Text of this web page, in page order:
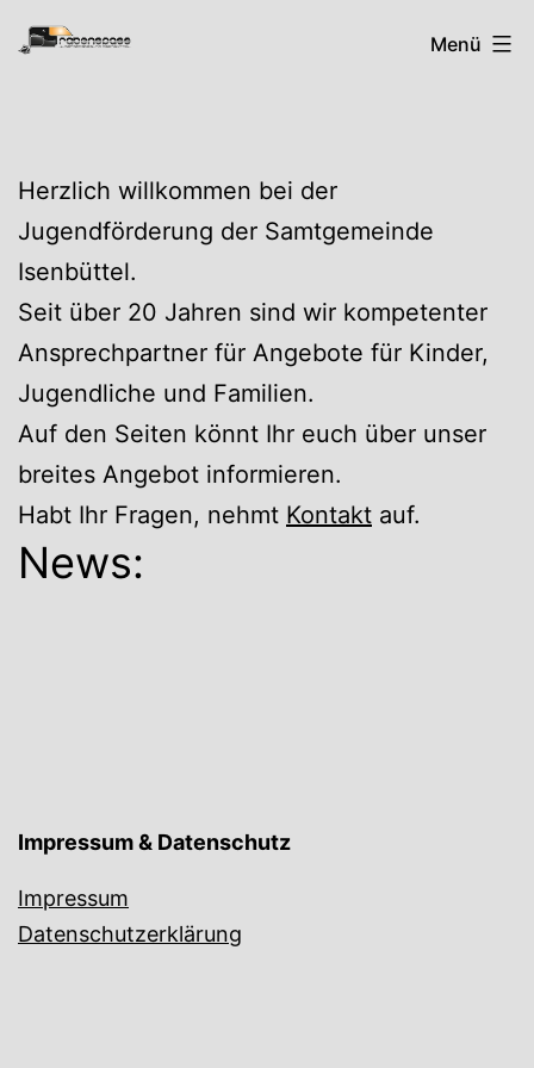
Zum
Inhalt
RabenspassMenü
Herzlich willkommen bei der
Jugendförderung der Samtgemeinde
Isenbüttel.
Seit über 20 Jahren sind wir kompetenter
Ansprechpartner für Angebote für Kinder,
Jugendliche und Familien.
Auf den Seiten könnt Ihr euch über unser
breites Angebot informieren.
Habt Ihr Fragen, nehmt Kontakt auf.
News:
Impressum & Datenschutz
Impressum
Datenschutzerklärung